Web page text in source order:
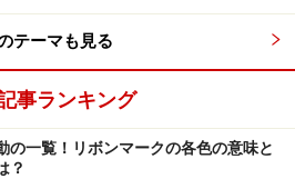
テーマも見る
事ランキング
の一覧！リボンマークの各色の意味と
？